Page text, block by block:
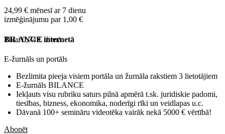
24,99 € mēnesī ar 7 dienu
izmēģinājumu par 1,00 €
Tikai 0,74 € dienā
BILANCE internetā
E-žurnāls un portāls
Bezlimita pieeja visiem portāla un žurnāla rakstiem 3 lietotājiem
E-žurnāls BILANCE
Iekļauts visu rubriku saturs pilnā apmērā t.sk. juridiskie padomi,
tiesības, bizness, ekonomika, noderīgi rīki un veidlapas u.c.
Dāvanā 100+ semināru videotēka vairāk nekā 5000 € vērtībā!
Abonēt